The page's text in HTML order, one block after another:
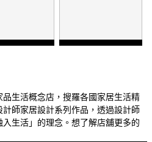
生活概念店，搜羅各國家居生活精
師家居設計系列作品，透過設計師
生活」的理念。想了解店舖更多的